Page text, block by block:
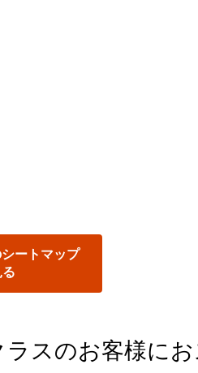
ートマップ
ラスのお客様に